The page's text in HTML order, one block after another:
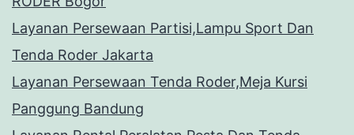
Layanan Persewaan Partisi,Lampu Sport Dan
Tenda Roder Jakarta
Layanan Persewaan Tenda Roder,Meja Kursi
Panggung Bandung